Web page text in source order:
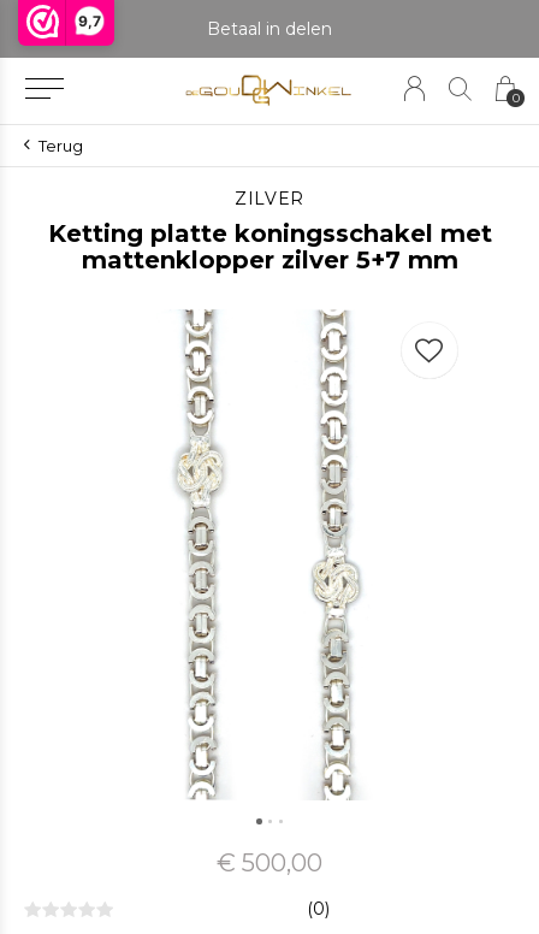
9,7
0
Betaal in delen
Terug
ZILVER
Ketting platte koningsschakel met
mattenklopper zilver 5+7 mm
€ 500,00
(0)